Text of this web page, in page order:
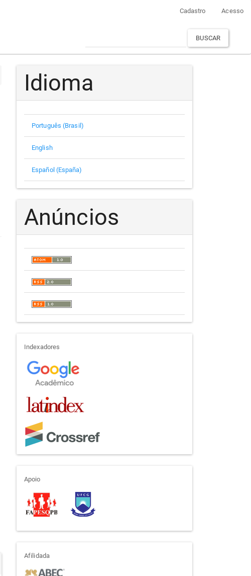
Cadastro Acesso
BUSCAR
Idioma
Português (Brasil)
English
Español (España)
Anúncios
indexadores
Indexadores
apoio
Apoio
afiliada
Afilidada